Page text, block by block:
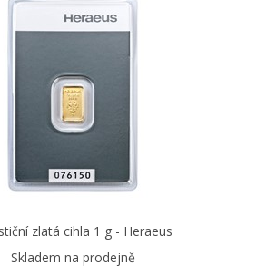
zlatá cihla 1 g - Heraeus
Skladem na prodejně